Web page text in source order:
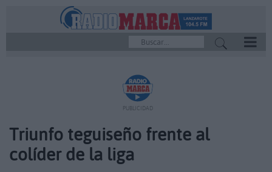
PUBLICIDAD
Triunfo teguiseño frente al
colíder de la liga